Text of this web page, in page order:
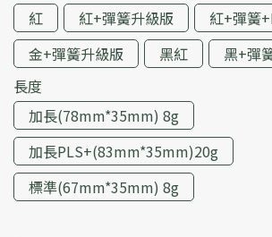
紅
紅+彈簧升級版
紅+彈簧
金+彈簧升級版
黑紅
黑+彈
長度
加長(78mm*35mm) 8g
加長PLS+(83mm*35mm)20g
標準(67mm*35mm) 8g